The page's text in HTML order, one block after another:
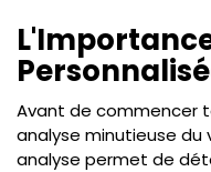
Avant de commencer
analyse minutieuse
analyse permet de